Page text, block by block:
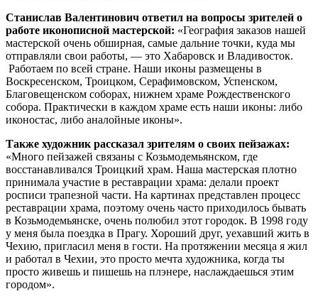
Станислав Валентинович ответил на вопросы зрителей о
работе иконописной мастерской: «География заказов нашей
мастерской очень обширная, самые дальние точки, куда мы
отправляли свои работы, — это Хабаровск и Владивосток.
Работаем по всей стране. Наши иконы размещены в
Воскресенском, Троицком, Серафимовском, Успенском,
Благовещенском соборах, нижнем храме Рождественского
собора. Практически в каждом храме есть наши иконы: либо
иконостас, либо аналойные иконы».
Также художник рассказал зрителям о своих пейзажах:
«Много пейзажей связаны с Козьмодемьянском, где
восстанавливался Троицкий храм. Наша мастерская плотно
принимала участие в реставрации храма: делали проект
росписи трапезной части. На картинах представлен процесс
реставрации храма, поэтому очень часто приходилось бывать
в Козьмодемьянске, очень полюбил этот городок. В 1998 году
у меня была поездка в Прагу. Хороший друг, уехавший жить в
Чехию, пригласил меня в гости. На протяжении месяца я жил
и работал в Чехии, это просто мечта художника, когда ты
просто живешь и пишешь на плэнере, наслаждаешься этим
городом».